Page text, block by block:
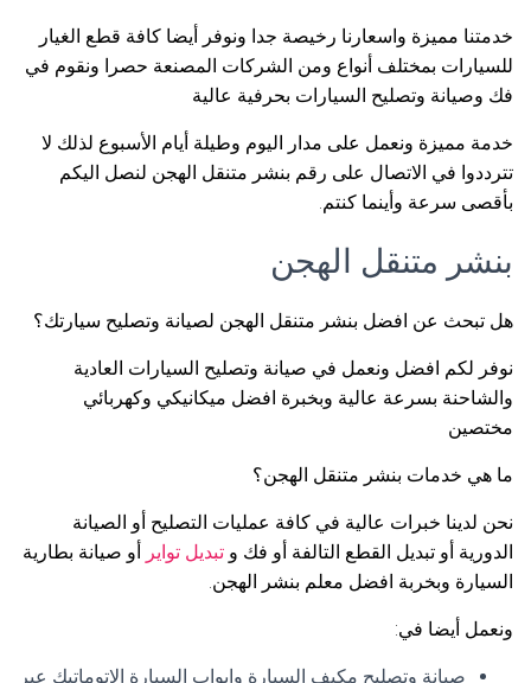
خدمتنا مميزة واسعارنا رخيصة جدا ونوفر أيضا كافة قطع الغيار
للسيارات بمختلف أنواع ومن الشركات المصنعة حصرا ونقوم في
فك وصيانة وتصليح السيارات بحرفية عالية
خدمة مميزة ونعمل على مدار اليوم وطيلة أيام الأسبوع لذلك لا
تترددوا في الاتصال على رقم بنشر متنقل الهجن لنصل اليكم
بأقصى سرعة وأينما كنتم.
بنشر متنقل الهجن
هل تبحث عن افضل بنشر متنقل الهجن لصيانة وتصليح سيارتك؟
نوفر لكم افضل ونعمل في صيانة وتصليح السيارات العادية
والشاحنة بسرعة عالية وبخبرة افضل ميكانيكي وكهربائي
مختصين
ما هي خدمات بنشر متنقل الهجن؟
نحن لدينا خبرات عالية في كافة عمليات التصليح أو الصيانة
الدورية أو تبديل القطع التالفة أو فك و تبديل تواير أو صيانة بطارية
السيارة وبخربة افضل معلم بنشر الهجن.
ونعمل أيضا في:
صيانة وتصليح مكيف السيارة وابواب السيارة الاتوماتيك عبر